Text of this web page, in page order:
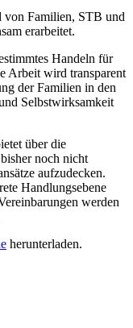
Familien, STB und
erarbeitet.
Handeln für
Arbeit wird transparent
der Familien in den
Selbstwirksamkeit
über die
noch nicht
aufzudecken.
Handlungsebene
werden
herunterladen.